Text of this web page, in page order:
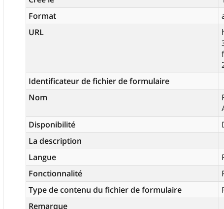
Format
URL
Identificateur de fichier de formulaire
Nom
Disponibilité
La description
Langue
Fonctionnalité
Type de contenu du fichier de formulaire
Remarque